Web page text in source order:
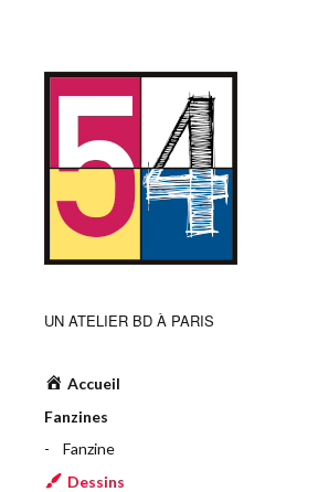
UN ATELIER BD À PARIS
Accueil
Fanzines
Fanzine
Dessins